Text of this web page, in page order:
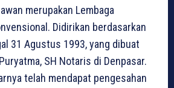
merupakan Lembaga
Didirikan berdasarkan
31 Agustus 1993, yang dibuat
SH Notaris di Denpasar.
telah mendapat pengesahan